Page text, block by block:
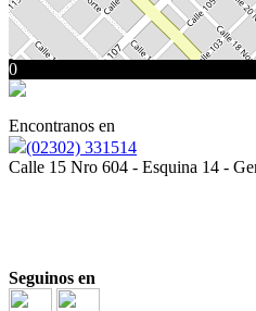
0
Encontranos en
(02302) 331514
Calle 15 Nro 604 - Esquina 14 -
Seguinos en